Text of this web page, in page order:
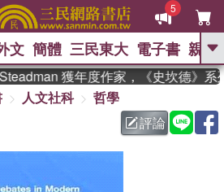
5
GO
熱搜： 東野圭吾 、
父親節 、 如果歷
暑期推薦 、 國際布克
獎 臺灣漫遊錄 、 方念華
偉大的迷走神經
文 簡體 三民東大 電子書 親子
獲年度作家，《史坎德》系
人文社科
哲學
評論